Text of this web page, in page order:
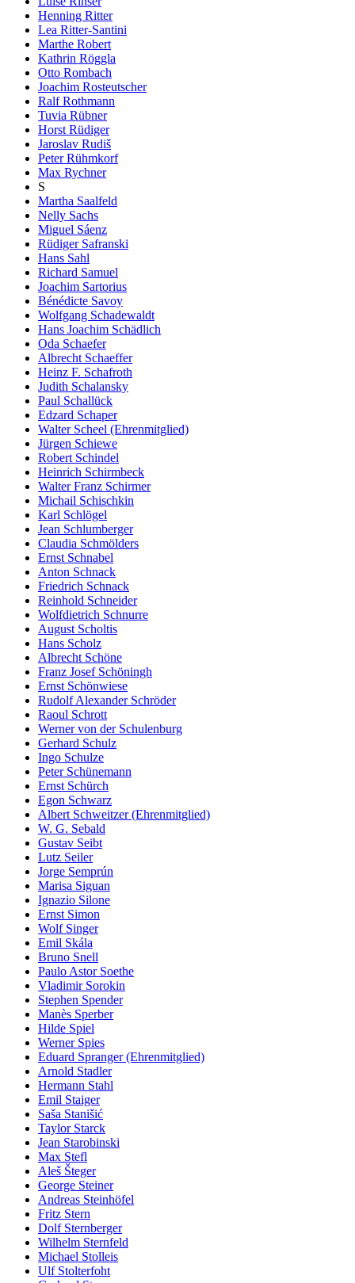
Henning Ritter
Lea Ritter-Santini
Marthe Robert
Kathrin Röggla
Otto Rombach
Joachim Rosteutscher
Ralf Rothmann
Tuvia Rübner
Horst Rüdiger
Jaroslav Rudiš
Peter Rühmkorf
Max Rychner
S
Martha Saalfeld
Nelly Sachs
Miguel Sáenz
Rüdiger Safranski
Hans Sahl
Richard Samuel
Joachim Sartorius
Bénédicte Savoy
Wolfgang Schadewaldt
Hans Joachim Schädlich
Oda Schaefer
Albrecht Schaeffer
Heinz F. Schafroth
Judith Schalansky
Paul Schallück
Edzard Schaper
Walter Scheel (Ehrenmitglied)
Jürgen Schiewe
Robert Schindel
Heinrich Schirmbeck
Walter Franz Schirmer
Michail Schischkin
Karl Schlögel
Jean Schlumberger
Claudia Schmölders
Ernst Schnabel
Anton Schnack
Friedrich Schnack
Reinhold Schneider
Wolfdietrich Schnurre
August Scholtis
Hans Scholz
Albrecht Schöne
Franz Josef Schöningh
Ernst Schönwiese
Rudolf Alexander Schröder
Raoul Schrott
Werner von der Schulenburg
Gerhard Schulz
Ingo Schulze
Peter Schünemann
Ernst Schürch
Egon Schwarz
Albert Schweitzer (Ehrenmitglied)
W. G. Sebald
Gustav Seibt
Lutz Seiler
Jorge Semprún
Marisa Siguan
Ignazio Silone
Ernst Simon
Wolf Singer
Emil Skála
Bruno Snell
Paulo Astor Soethe
Vladimir Sorokin
Stephen Spender
Manès Sperber
Hilde Spiel
Werner Spies
Eduard Spranger (Ehrenmitglied)
Arnold Stadler
Hermann Stahl
Emil Staiger
Saša Stanišić
Taylor Starck
Jean Starobinski
Max Stefl
Aleš Šteger
George Steiner
Andreas Steinhöfel
Fritz Stern
Dolf Sternberger
Wilhelm Sternfeld
Michael Stolleis
Ulf Stolterfoht